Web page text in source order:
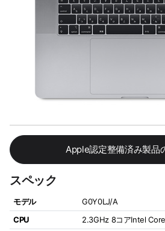
Apple認定整備済み製品
スペック
モデル
G0Y0LJ/A
CPU
2.3GHz 8コアIntel